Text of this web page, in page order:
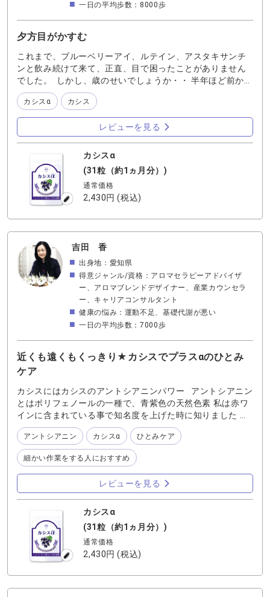
一日の平均歩数：8000歩
夕方目がかすむ
これまで、ブルーベリーアイ、ルテイン、アスタキサンチ
ンと飲み続けて来て、正直、目で困ったことがありません
でした。 しかし、歳のせいでしょうか・・ 半年ほど前か
ら、このところ夕方になると目がかすむなあ、と思い始め
ました。 いえ、ハッキリ言いましょう！ 薄暗いところで、
細かい字がぼやけて読めない！ うそーー！と、思いまし
た。 目の悩みとは長年無縁でしたから。 そんな時！ わた
しはわかさ生活でお仕事していて本当によかった！ 飲むべ
きものはカシスαですよ！ すがる思いでレギュラーメンバ
ーに加えました。 ３ヶ月も飲んだ頃には、元のわたしです
よ！ カシスには、ブルーベリーアイとは違うアントシアニ
ンが含まれていると言いますが！ ナノ化されたカシスがわ
たしのピントをサポートしてるぅ！ 年々飲むサプリが増え
カシスα カシス
レビューを見る
カシスα
(31粒（約1ヵ月分）)
通常価格
2,430円(税込)
吉田 香
出身地：愛知県
得意ジャンル/資格：アロマセラピーアドバイザ
ー、アロマブレンドデザイナー、産業カウンセラ
ー、キャリアコンサルタント
健康の悩み：運動不足、基礎代謝が悪い
一日の平均歩数：7000歩
近くも遠くもくっきり★カシスでプラスαのひとみ
ケア
カシスにはカシスのアントシアニンパワー アントシアニン
とはポリフェノールの一種で、青紫色の天然色素 私は赤ワ
インに含まれている事で知名度を上げた時に知りました ワ
インやワインの原料であるぶどう、ブルーベリー、カシ
ス、ナス、紫芋などに多く含まれるもの… カシスにも多く
含まれているんですね カシス…カクテルやスイーツでよく
目にしたり口にしたりした事はありますが 果実を目にした
り料理に使用したりしたことはありませんでした ウチの近
所の庶民派のスーパーマーケットでは売っていない 知って
いるようで実はよく知らない果実です ブルーベリーはひと
みに良い。それは良く耳にしますが カシス？カシスのアン
トシアニン？ アントシアニンならブルーベリーに含まれて
いるので ブルーベリーでいいんじゃない？ などと思うので
すが これが！なんと！カシスに含まれるアントシアニンと
ブルーベリーに含まれるアントシアニンに違いがあるそう
アントシアニン カシスα ひとみケア
細かい作業をする人におすすめ
レビューを見る
カシスα
(31粒（約1ヵ月分）)
通常価格
2,430円(税込)